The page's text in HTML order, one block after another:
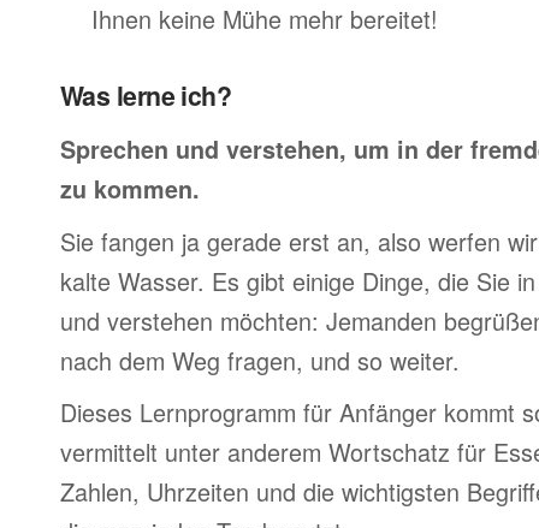
Ihnen keine Mühe mehr bereitet!
Was lerne ich?
Sprechen und verstehen, um in der
zu kommen.
Sie fangen ja gerade erst an, also werfen
kalte Wasser. Es gibt einige Dinge, die Sie
und verstehen möchten: Jemanden
nach dem Weg fragen, und so weiter.
Dieses Lernprogramm für Anfänger kommt
vermittelt unter anderem Wortschatz für
Zahlen, Uhrzeiten und die wichtigsten